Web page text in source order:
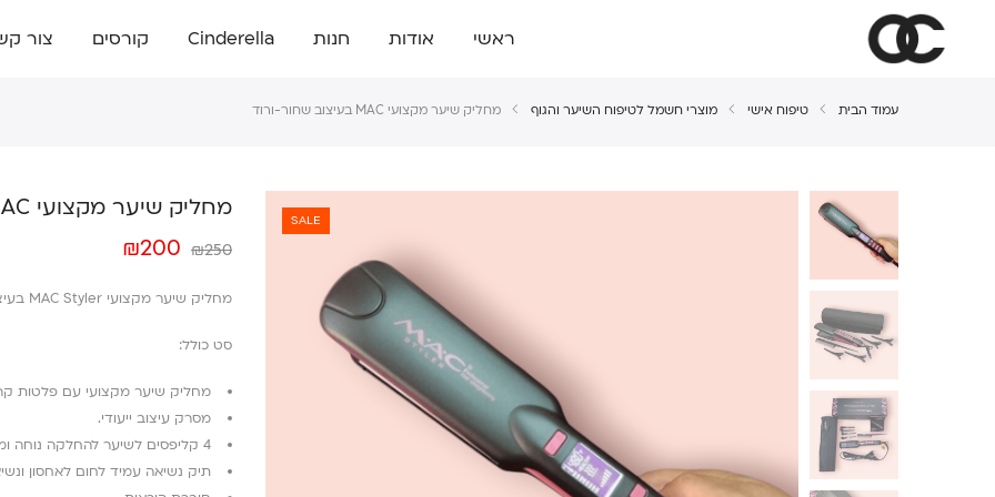
ראשי אודות חנות Cinderella קורסים צור
עמוד הבית טיפוח אישי מוצרי חשמל לטיפוח השיער והגוף מחליק שיער מקצועי MAC בעיצוב שחור-ורוד
SALE מחליק שיער מקצועי MAC בעיצוב שחור-ורוד
₪250
₪200
מחליק שיער מקצועי MAC Styler בעיצוב שחור-ורוד
סט כולל:
מחליק שיער מקצועי עם פלטות
מסרק עיצוב ייעודי.
4 קליפסים לשיער להחלקה נוחה ומדויקת.
תיק נשיאה עמיד לחום לאחסון